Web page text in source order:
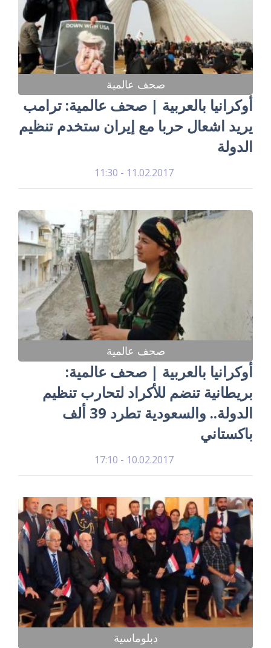
صحف عالمية
أوكرانيا بالعربية | صحف عالمية: ترامب
يريد اشعال حربا مع إيران ستخدم تنظيم
الدولة
11.02.2017 - 11:30
صحف عالمية
أوكرانيا بالعربية | صحف عالمية:
بريطانية تنضم للأكراد لتحارب تنظيم
الدولة.. والسعودية تطرد 39 ألف
باكستاني
10.02.2017 - 17:10
دبلوماسية